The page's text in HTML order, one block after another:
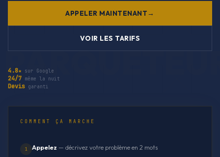
APPELER MAINTENANT
VOIR LES TARIFS
4.8★ sur Google
24/7 même la nuit
Devis garanti
COMMENT ÇA MARCHE
1 Appelez — décrivez votre problème en 2 mots